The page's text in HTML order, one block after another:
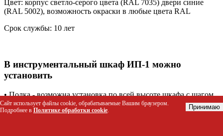
Цвет: корпус светло-серого цвета (RAL 7035) двери синие
(RAL 5002), возможность окраски в любые цвета RAL
Cрок службы: 10 лет
В инструментальный шкаф ИП-1 можно
установить
• Полка - возможна установка по всей высоте шкафа с шагом
83 мм (нагрузка до 60 кг)
• Перфорированный экран - в ИП-1 возможно установить два
Сайт использует файлы cookie, обрабатываемые Вашим браузером.
Подробнее в Политике обработки cookie. Принимаю